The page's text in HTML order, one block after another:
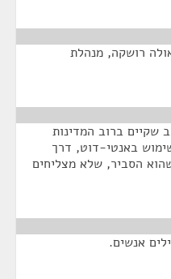
רושקה, מנהלת
שקיים ברוב המדינות
באנטי-דוט, דרך
הסביר, שלא מצליחים
אנשים.